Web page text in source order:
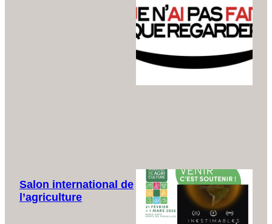
Salon international de
l’agriculture